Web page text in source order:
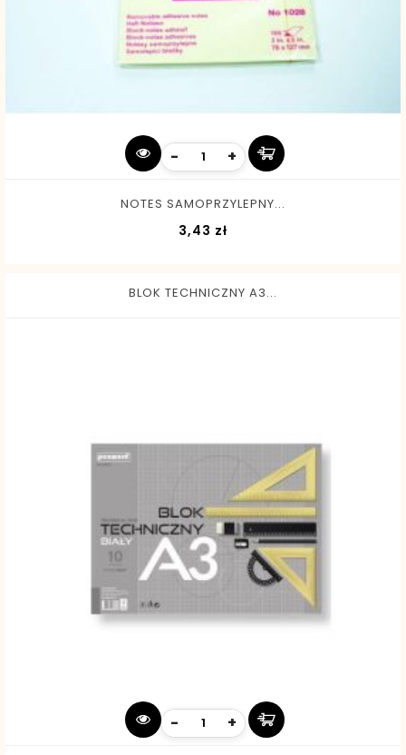
- +
NOTES SAMOPRZYLEPNY...
3,43 złCena
BLOK TECHNICZNY A3...
- +